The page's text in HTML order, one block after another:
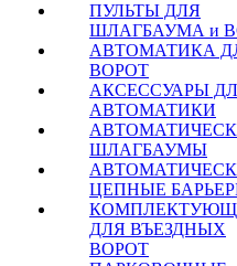
ПУЛЬТЫ ДЛЯ
ШЛАГБАУМА и
АВТОМАТИКА
ВОРОТ
АКСЕССУАРЫ
АВТОМАТИКИ
ШЛАГБАУМЫ
ЦЕПНЫЕ
ДЛЯ ВЪЕЗДНЫХ
ВОРОТ